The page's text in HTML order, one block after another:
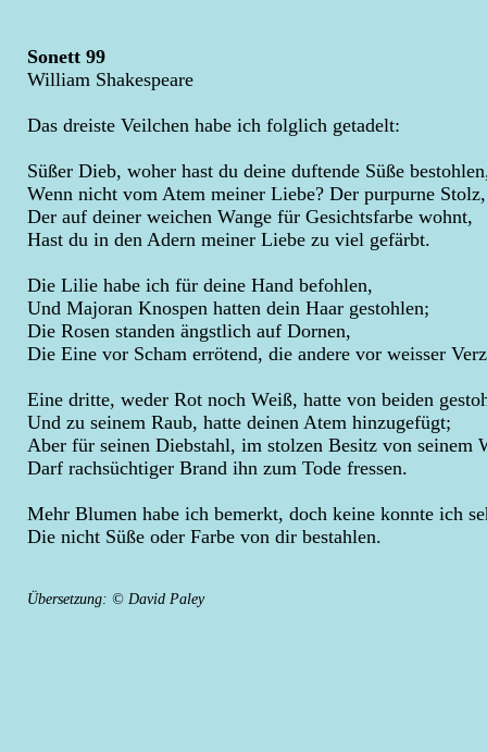
Sonett 99
William Shakespeare
Das dreiste Veilchen habe ich folglich getadelt:
Süßer Dieb, woher hast du deine duftende Süße
Wenn nicht vom Atem meiner Liebe? Der purpurne Stolz,
Der auf deiner weichen Wange für Gesichtsfarbe wohnt,
Hast du in den Adern meiner Liebe zu viel gefärbt.
Die Lilie habe ich für deine Hand befohlen,
Und Majoran Knospen hatten dein Haar gestohlen;
Die Rosen standen ängstlich auf Dornen,
Die Eine vor Scham errötend, die andere vor weisser
Eine dritte, weder Rot noch Weiß, hatte von beiden
Und zu seinem Raub, hatte deinen Atem hinzugefügt;
Aber für seinen Diebstahl, im stolzen Besitz von seinem
Darf rachsüchtiger Brand ihn zum Tode fressen.
Mehr Blumen habe ich bemerkt, doch keine konnte ich
Die nicht Süße oder Farbe von dir bestahlen.
Übersetzung: © David Paley